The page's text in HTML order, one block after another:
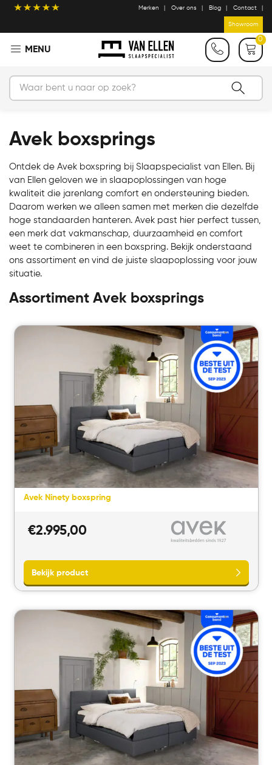
Merken Over ons Blog Contact
Showroom
0
Avek boxsprings
Ontdek de Avek boxspring bij Slaapspecialist van Ellen. Bij
van Ellen geloven we in slaapoplossingen van hoge
kwaliteit die jarenlang comfort en ondersteuning bieden.
Daarom werken we alleen samen met merken die dezelfde
hoge standaarden hanteren. Avek past hier perfect tussen,
een merk dat vakmanschap, duurzaamheid en comfort
weet te combineren in een boxspring. Bekijk onderstaand
ons assortiment en vind de juiste slaapoplossing voor jouw
situatie.
Assortiment Avek boxsprings
Avek Ninety boxspring
€2.995,00